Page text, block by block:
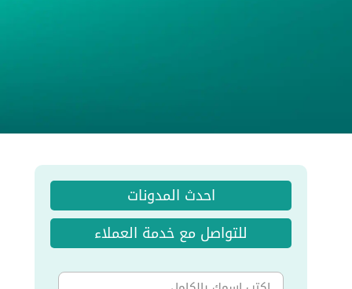
احدث المدونات
للتواصل مع خدمة العملاء